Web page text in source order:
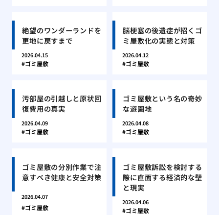
絶望のワンダーランドを
更地に戻すまで
2026.04.15
ゴミ屋敷
脳梗塞の後遺症が招くゴ
ミ屋敷化の実態と対策
2026.04.12
ゴミ屋敷
汚部屋の引越しと原状回
復費用の真実
2026.04.09
ゴミ屋敷
ゴミ屋敷という名の奇妙
な遊園地
2026.04.08
ゴミ屋敷
ゴミ屋敷の分別作業で注
意すべき健康と安全対策
2026.04.07
ゴミ屋敷
ゴミ屋敷訴訟を検討する
際に直面する経済的な壁
と現実
2026.04.06
ゴミ屋敷